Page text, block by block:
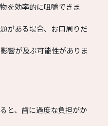
を効率的に咀嚼できま
がある場合、お口周りだ
響が及ぶ可能性がありま
と、歯に過度な負担がか